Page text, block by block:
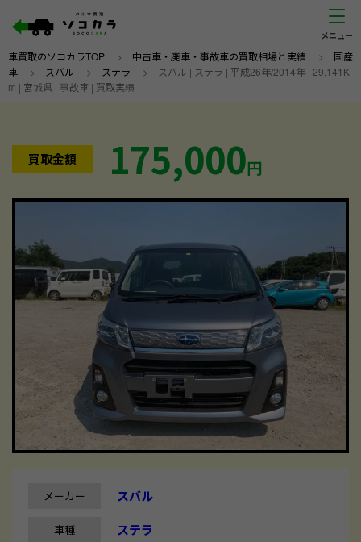
車買取のソコカラTOP > 中古車・廃車・事故車の買取相場と実績 > 国産
車 > スバル > ステラ >
スバル | ステラ | 平成26年/2014年 | 29,141K
m | 宮城県 | 事故車 | 買取実績
買取金額 175,000円
メーカー スバル
車種 ステラ